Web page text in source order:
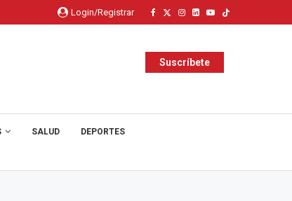
Login/Registrar
Suscríbete
SALUD DEPORTES